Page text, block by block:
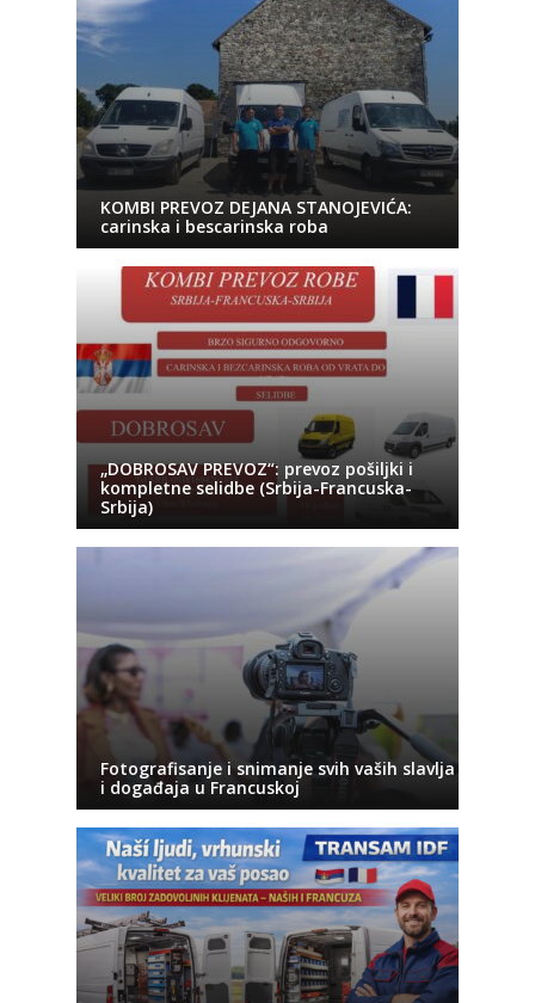
KOMBI PREVOZ DEJANA STANOJEVIĆA:
carinska i bescarinska roba
„DOBROSAV PREVOZ“: prevoz pošiljki i
kompletne selidbe (Srbija-Francuska-
Srbija)
Fotografisanje i snimanje svih vaših slavlja
i događaja u Francuskoj